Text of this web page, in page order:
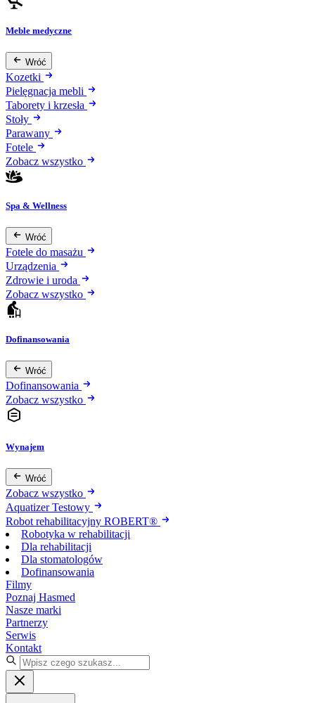
Meble medyczne
Wróć
Kozetki
Pielęgnacja mebli
Taborety i krzesła
Stoły
Parawany
Fotele
Zobacz wszystko
Spa & Wellness
Wróć
Fotele do masażu
Urządzenia
Zdrowie i uroda
Zobacz wszystko
Dofinansowania
Wróć
Dofinansowania
Zobacz wszystko
Wynajem
Wróć
Zobacz wszystko
Aquatizer Testowy
Robot rehabilitacyjny ROBERT®
Robotyka w rehabilitacji
Dla rehabilitacji
Dla stomatologów
Dofinansowania
Filmy
Poznaj Hasmed
Nasze marki
Partnerzy
Serwis
Kontakt